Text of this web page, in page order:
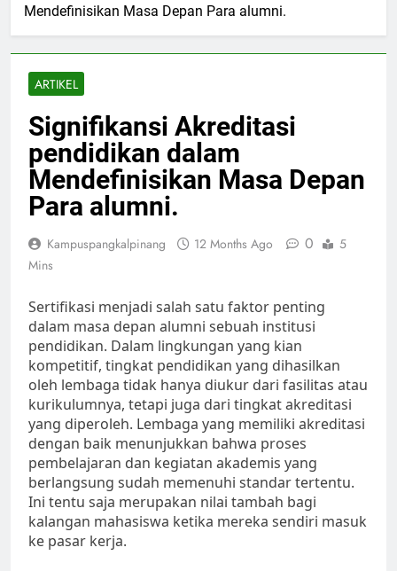
Mendefinisikan Masa Depan Para alumni.
ARTIKEL
Signifikansi Akreditasi
pendidikan dalam
Mendefinisikan Masa Depan
Para alumni.
Kampuspangkalpinang 12 Months Ago 0
5
Mins
Sertifikasi menjadi salah satu faktor penting
dalam masa depan alumni sebuah institusi
pendidikan. Dalam lingkungan yang kian
kompetitif, tingkat pendidikan yang dihasilkan
oleh lembaga tidak hanya diukur dari fasilitas atau
kurikulumnya, tetapi juga dari tingkat akreditasi
yang diperoleh. Lembaga yang memiliki akreditasi
dengan baik menunjukkan bahwa proses
pembelajaran dan kegiatan akademis yang
berlangsung sudah memenuhi standar tertentu.
Ini tentu saja merupakan nilai tambah bagi
kalangan mahasiswa ketika mereka sendiri masuk
ke pasar kerja.